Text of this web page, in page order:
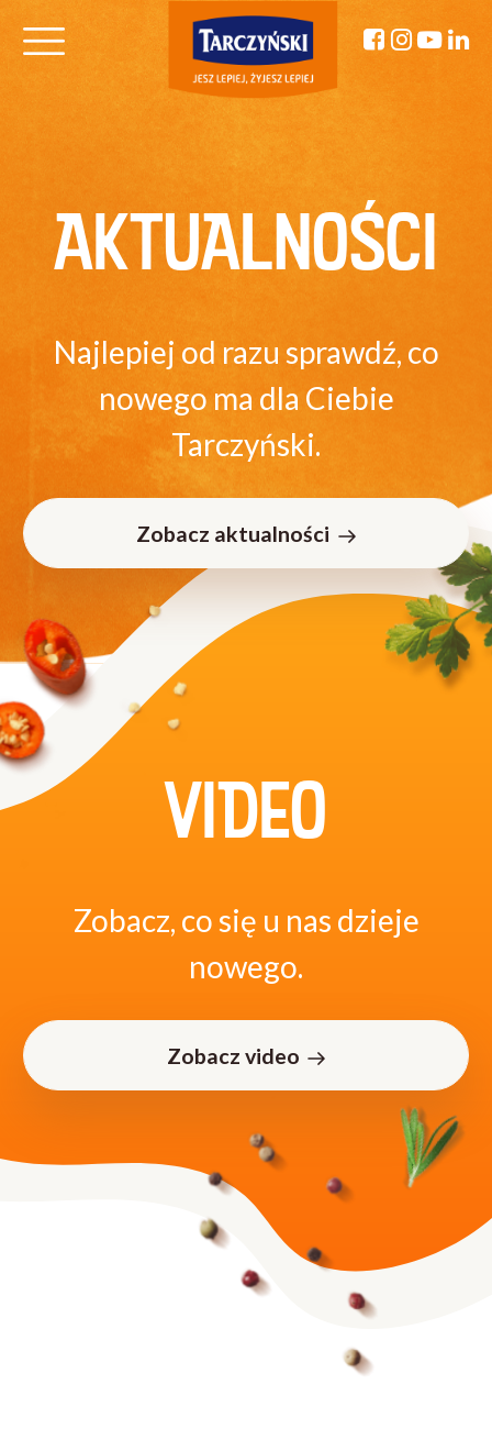
AKTUALNOŚCI
Najlepiej od razu sprawdź, co
nowego ma dla Ciebie
Tarczyński.
Zobacz aktualności
VIDEO
Zobacz, co się u nas dzieje
nowego.
Zobacz video